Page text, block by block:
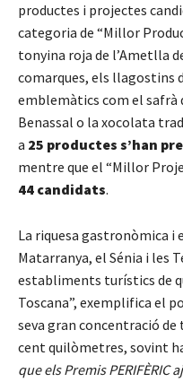
productes i projectes
categoria de “Millor
tonyina roja de l’Ametlla
comarques, els llagostins
emblemàtics com el safrà
Benassal o la xocolata
a 25 productes s’han
mentre que el “Millor
44 candidats.
La riquesa gastronòmica
Matarranya, el Sénia i les
establiments turístics de
Toscana”, exemplifica el
seva gran concentració
cent quilòmetres, sovint
que els Premis